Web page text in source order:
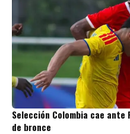
Selección Colombia cae ante
de bronce